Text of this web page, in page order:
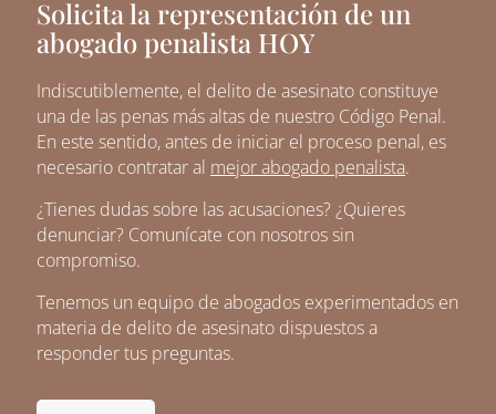
Solicita la representación de un
abogado penalista HOY
Indiscutiblemente, el delito de asesinato constituye
una de las penas más altas de nuestro Código Penal.
En este sentido, antes de iniciar el proceso penal, es
necesario contratar al mejor abogado penalista.
¿Tienes dudas sobre las acusaciones? ¿Quieres
denunciar? Comunícate con nosotros sin
compromiso.
Tenemos un equipo de abogados experimentados en
materia de delito de asesinato dispuestos a
responder tus preguntas.